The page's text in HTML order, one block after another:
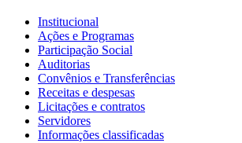
Institucional
Ações e Programas
Participação Social
Auditorias
Convênios e Transferências
Receitas e despesas
Licitações e contratos
Servidores
Informações classificadas